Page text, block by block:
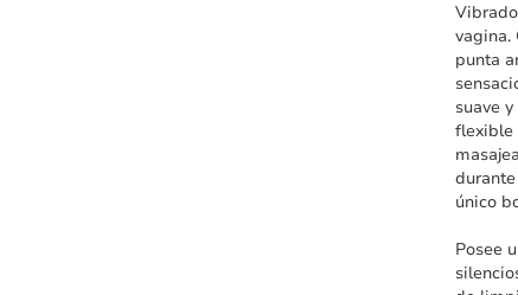
vagina.
punta
suave
flexible
único
Posee